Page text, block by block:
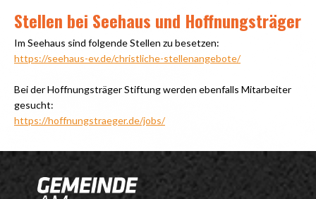
Stellen bei Seehaus und Hoffnungsträger
Im Seehaus sind folgende Stellen zu besetzen:
https://seehaus-ev.de/christliche-stellenangebote/
Bei der Hoffnungsträger Stiftung werden ebenfalls Mitarbeiter
gesucht:
https://hoffnungstraeger.de/jobs/